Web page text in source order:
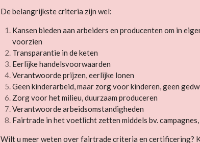
De belangrijkste criteria zijn wel:
Kansen bieden aan arbeiders en producenten om in
voorzien
Transparantie in de keten
Eerlijke handelsvoorwaarden
Verantwoorde prijzen, eerlijke lonen
Geen kinderarbeid, maar zorg voor kinderen, geen
Zorg voor het milieu, duurzaam produceren
Verantwoorde arbeidsomstandigheden
Fairtrade in het voetlicht zetten middels bv.
Wilt u meer weten over fairtrade criteria en certificering?